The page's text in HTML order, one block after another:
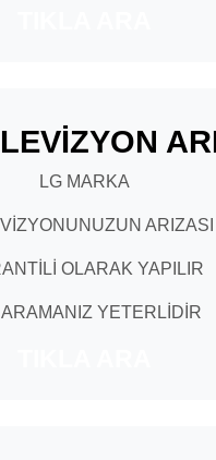
LG MARKA
ARIZASI
OLARAK YAPILIR
ARAMANIZ YETERLİDİR